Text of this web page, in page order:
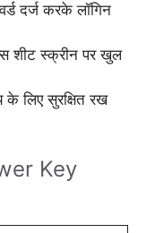
दर्ज करके लॉगिन
शीट स्क्रीन पर खुल
लिए सुरक्षित रख
Key